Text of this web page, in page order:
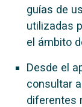
guías de
utilizadas
el ámbito
Desde el
consultar
diferentes